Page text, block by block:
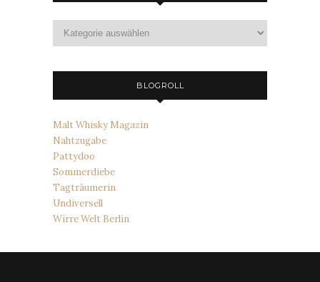
Themen
BLOGROLL
Malt Whisky Magazin
Nahtzugabe
Pattydoo
Sommerdiebe
Tagträumerin
Undiversell
Wirre Welt Berlin